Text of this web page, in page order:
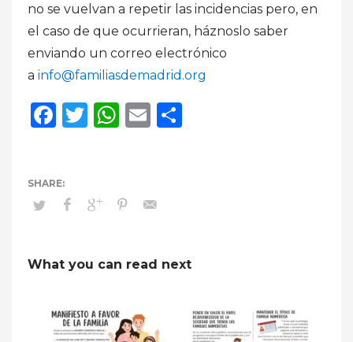
no se vuelvan a repetir las incidencias pero, en
el caso de que ocurrieran, háznoslo saber
enviando un correo electrónico
a info@familiasdemadrid.org
Facebook
Twitter
WhatsApp
Email
What you can read next